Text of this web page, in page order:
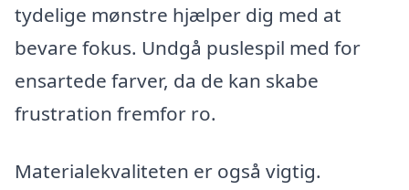
tydelige mønstre hjælper dig med at
bevare fokus. Undgå puslespil med for
ensartede farver, da de kan skabe
frustration fremfor ro.
Materialekvaliteten er også vigtig.